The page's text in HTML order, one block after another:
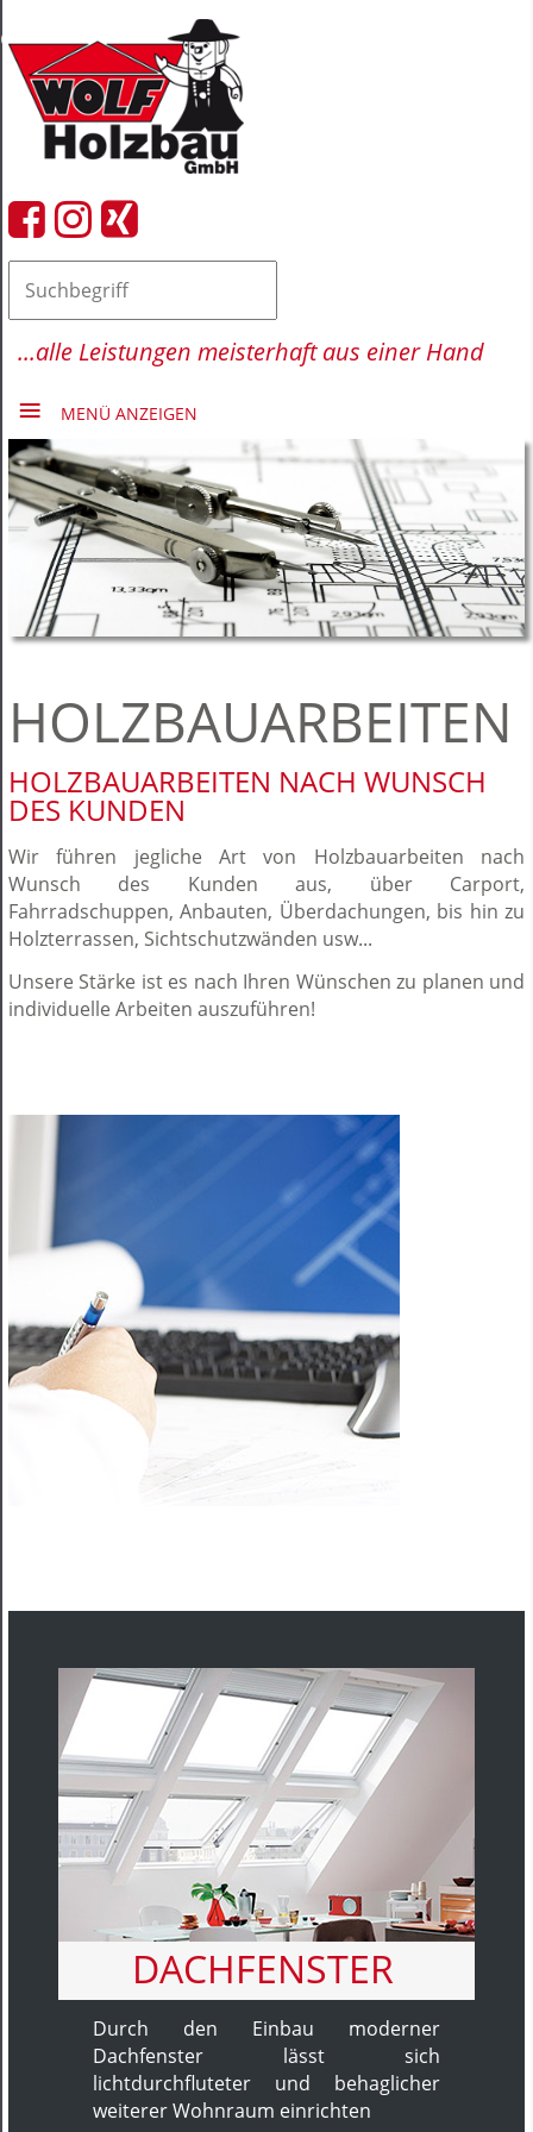
close Submenü
HOME
FIRMA
REFERENZEN
AKTUELLES
...alle Leistungen meisterhaft aus einer Hand
MENÜ ANZEIGEN
HOLZBAUARBEITEN
HOLZBAUARBEITEN NACH WUNSCH
DES KUNDEN
Wir führen jegliche Art von Holzbauarbeiten nach
Wunsch des Kunden aus, über Carport,
Fahrradschuppen, Anbauten, Überdachungen, bis hin zu
Holzterrassen, Sichtschutzwänden usw...
Unsere Stärke ist es nach Ihren Wünschen zu planen und
individuelle Arbeiten auszuführen!
DACHFENSTER
Durch den Einbau moderner
Dachfenster lässt sich
lichtdurchfluteter und behaglicher
weiterer Wohnraum einrichten